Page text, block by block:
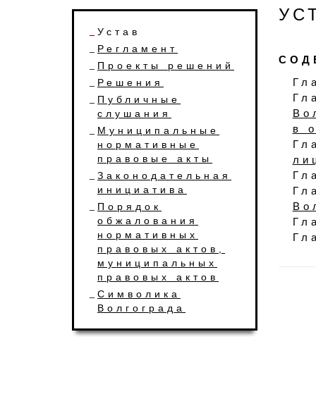
Устав
Регламент
Проекты решений
Решения
Публичные
слушания
Муниципальные
нормативные
правовые акты
Законодательная
инициатива
Порядок
обжалования
нормативных
правовых актов,
муниципальных
правовых актов
Символика
Волгограда
в